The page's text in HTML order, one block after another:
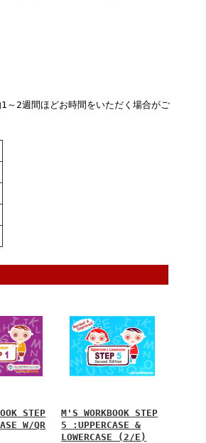
～2週間ほどお時間をいただく場合がご
STEP
W/QR
M'S WORKBOOK STEP
5 :UPPERCASE &
LOWERCASE (2/E)